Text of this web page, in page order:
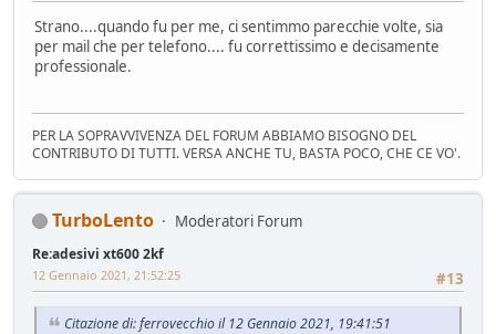
Strano....quando fu per me, ci sentimmo parecchie volte, sia
per mail che per telefono.... fu correttissimo e decisamente
professionale.
PER LA SOPRAVVIVENZA DEL FORUM ABBIAMO BISOGNO DEL
CONTRIBUTO DI TUTTI. VERSA ANCHE TU, BASTA POCO, CHE CE VO'.
TurboLento Moderatori Forum
Re:adesivi xt600 2kf
#13
12 Gennaio 2021, 21:52:25
Citazione di: ferrovecchio il 12 Gennaio 2021, 19:41:51